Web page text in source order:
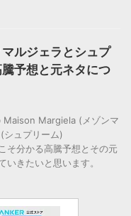
ルジェラとシュプ
予想と元ネタにつ
Maison Margiela (メゾンマ
シュプリーム)
そ分かる高騰予想とその元
いきたいと思います。